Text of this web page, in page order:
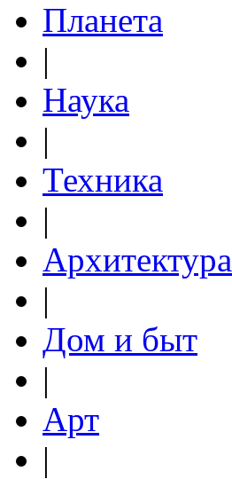
Планета
|
Наука
|
Техника
|
Архитектура
|
Дом и быт
|
Арт
|